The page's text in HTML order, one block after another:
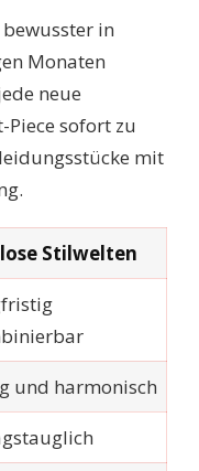
in
Monaten
neue
sofort zu
mit
Stilwelten
und harmonisch